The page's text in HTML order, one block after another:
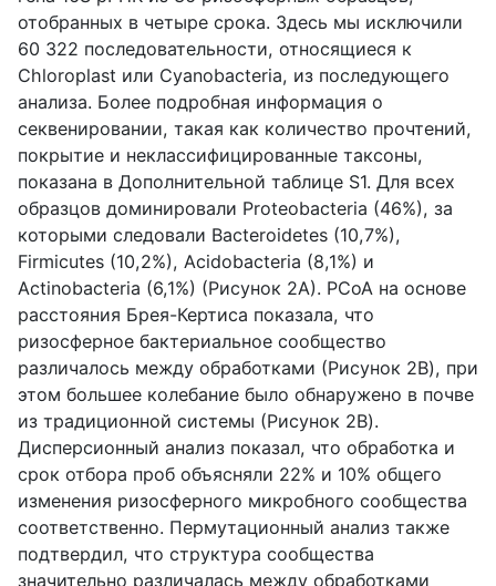
отобранных в четыре срока. Здесь мы исключили
60 322 последовательности, относящиеся к
Chloroplast или Cyanobacteria, из последующего
анализа. Более подробная информация о
секвенировании, такая как количество прочтений,
покрытие и неклассифицированные таксоны,
показана в Дополнительной таблице S1. Для всех
образцов доминировали Proteobacteria (46%), за
которыми следовали Bacteroidetes (10,7%),
Firmicutes (10,2%), Acidobacteria (8,1%) и
Actinobacteria (6,1%) (Рисунок 2A). PCoA на основе
расстояния Брея-Кертиса показала, что
ризосферное бактериальное сообщество
различалось между обработками (Рисунок 2B), при
этом большее колебание было обнаружено в почве
из традиционной системы (Рисунок 2B).
Дисперсионный анализ показал, что обработка и
срок отбора проб объясняли 22% и 10% общего
изменения ризосферного микробного сообщества
соответственно. Пермутационный анализ также
подтвердил, что структура сообщества
значительно различалась между обработками